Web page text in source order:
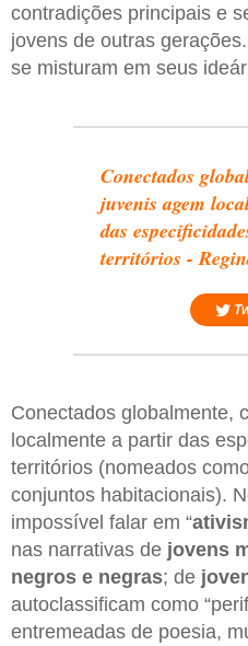
contradições principais e
jovens de outras gerações.
se misturam em seus
Conectados
juvenis agem
das
territórios -
Conectados globalmente,
localmente a partir das
territórios (nomeados
conjuntos habitacionais).
impossível falar em “
nas narrativas de jovens
negros e negras; de
autoclassificam como
entremeadas de poesia,